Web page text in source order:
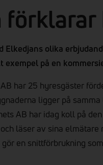
förklarar
Elkedjans olika
exempel på en
har 25 hyresgäster
ligger på
AB har idag koll på
läser av sina elmätare
en snittförbrukning